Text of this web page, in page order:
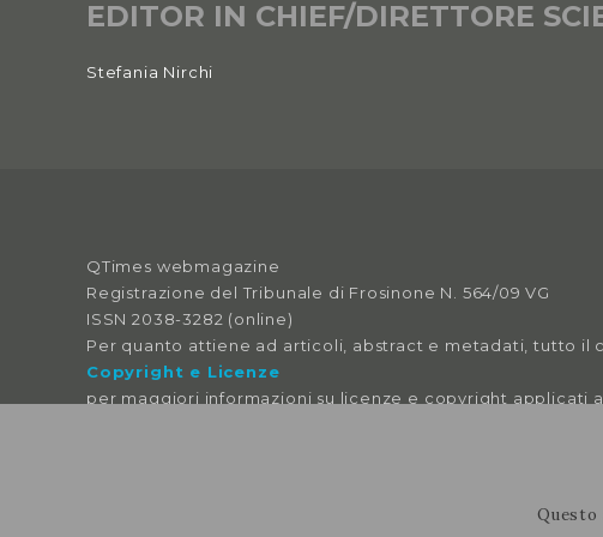
EDITOR IN CHIEF/DIRETTORE
Stefania Nirchi
QTimes webmagazine
Registrazione del Tribunale di Frosinone N. 564/09 VG
ISSN 2038-3282 (online)
Per quanto attiene ad articoli, abstract e metadati, tutto
Copyright e Licenze
per maggiori informazioni su licenze e copyright applicati